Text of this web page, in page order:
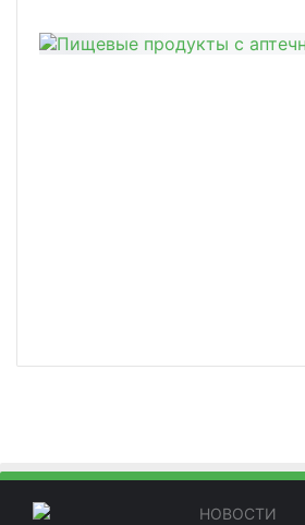
НОВОСТИ